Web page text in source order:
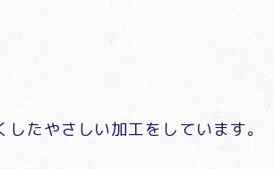
たやさしい加工をしています。